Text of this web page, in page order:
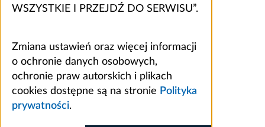
WSZYSTKIE I PRZEJDŹ DO SERWISU”.
Zmiana ustawień oraz więcej informacji
o ochronie danych osobowych,
ochronie praw autorskich i plikach
cookies dostępne są na stronie Polityka
prywatności.